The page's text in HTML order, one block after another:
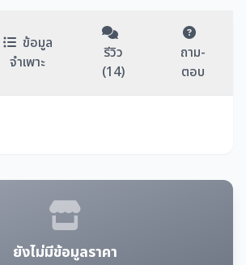
ข้อมูล
จำเพาะ
รีวิว
(14)
ถาม-
ตอบ
ยังไม่มีข้อมูลราคา